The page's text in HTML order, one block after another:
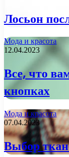
Лосьон
Мода и красота
12.04.2023
Все, что
кнопках
Мода и красота
07.04.2023
Выбор